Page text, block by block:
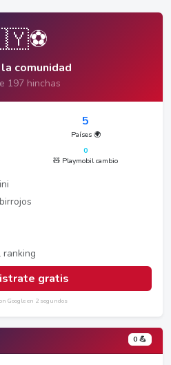
comunidad
197 hinchas
5
Países 🌍
0
🧸 Playmobil cambio
ranking
gratis
Google en 2 segundos
0 💪